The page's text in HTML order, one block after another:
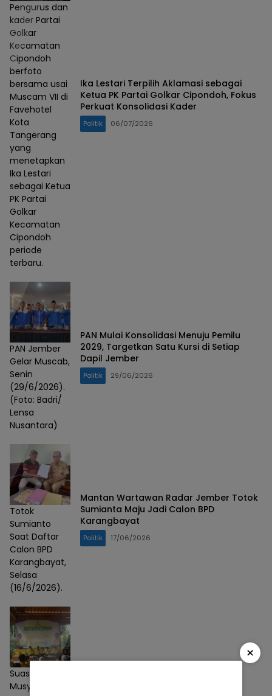
Pengurus dan
kader Partai
Golkar
Kecamatan
Cipondoh
berfoto
bersama usai
Muscam VII di
Favehotel
Kota
Tangerang
yang
menetapkan
Ika Lestari
sebagai Ketua
PK Partai
Golkar
Kecamatan
Cipondoh
periode
terbaru.
Ika Lestari Terpilih Aklamasi sebagai
Ketua PK Partai Golkar Cipondoh, Fokus
Perkuat Konsolidasi Kader
Politik 06/07/2026
PAN Jember
Gelar Muscab,
Senin
(29/6/2026).
(Foto: Badri/
Lensa
Nusantara)
PAN Mulai Konsolidasi Menuju Pemilu
2029, Targetkan Satu Kursi di Setiap
Dapil Jember
Politik 29/06/2026
Totok
Sumianto
Saat Daftar
Calon BPD
Karangbayat,
Selasa
(16/6/2026).
Mantan Wartawan Radar Jember Totok
Sumianta Maju Jadi Calon BPD
Karangbayat
Politik 17/06/2026
Suasana
Musyawarah
×